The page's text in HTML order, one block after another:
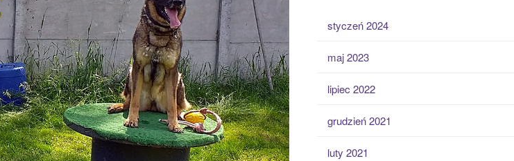
styczeń 2024
maj 2023
lipiec 2022
grudzień 2021
luty 2021